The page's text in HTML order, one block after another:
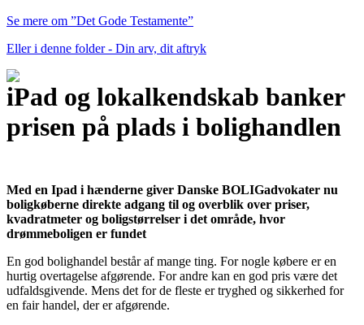
Se mere om ”Det Gode Testamente”
Eller i denne folder - Din arv, dit aftryk
iPad og lokalkendskab banker
prisen på plads i bolighandlen
Med en Ipad i hænderne giver Danske BOLIGadvokater nu
boligkøberne direkte adgang til og overblik over priser,
kvadratmeter og boligstørrelser i det område, hvor
drømmeboligen er fundet
En god bolighandel består af mange ting. For nogle købere er en
hurtig overtagelse afgørende. For andre kan en god pris være det
udfaldsgivende. Mens det for de fleste er tryghed og sikkerhed for
en fair handel, der er afgørende.